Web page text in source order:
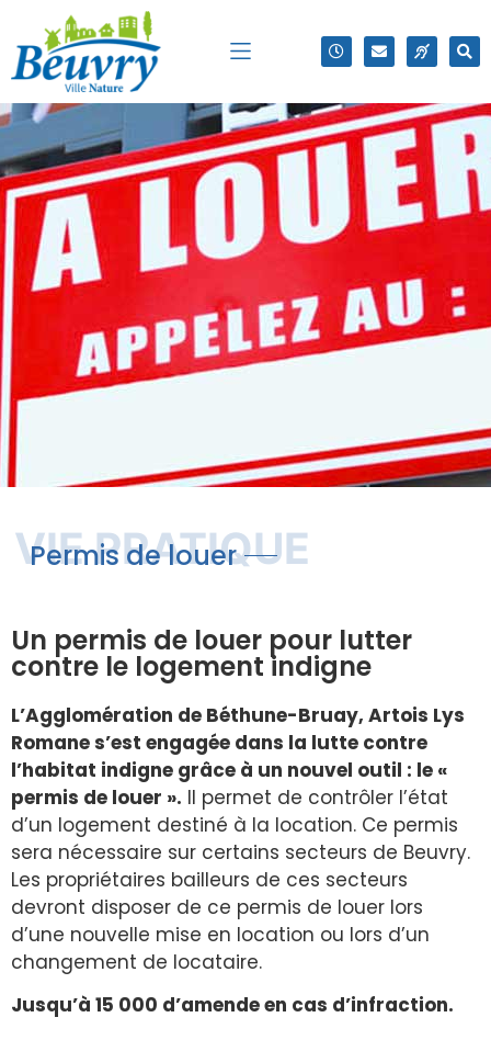
VIE PRATIQUE
Permis de louer
Un permis de louer pour lutter
contre le logement indigne
L’Agglomération de Béthune-Bruay, Artois Lys
Romane s’est engagée dans la lutte contre
l’habitat indigne grâce à un nouvel outil : le «
permis de louer ». Il permet de contrôler l’état
d’un logement destiné à la location. Ce permis
sera nécessaire sur certains secteurs de Beuvry.
Les propriétaires bailleurs de ces secteurs
devront disposer de ce permis de louer lors
d’une nouvelle mise en location ou lors d’un
changement de locataire.
Jusqu’à 15 000 d’amende en cas d’infraction.